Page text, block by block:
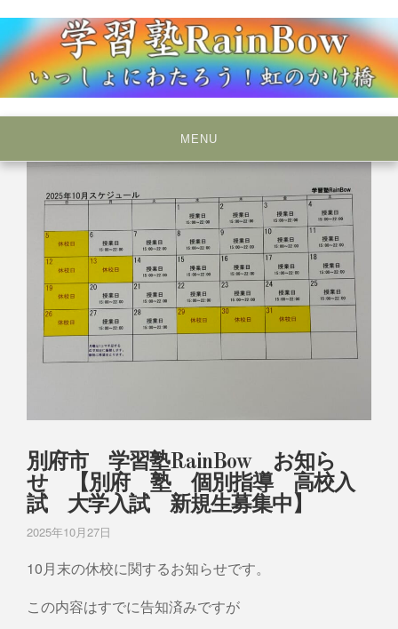
to
content
学習塾RainBow
MENU
別府市 学習塾RainBow お知ら
せ 【別府 塾 個別指導 高校入
試 大学入試 新規生募集中】
2025年10月27日
10月末の休校に関するお知らせです。
この内容はすでに告知済みですが